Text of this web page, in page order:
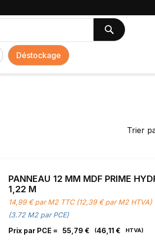
Chercher
Déstockage
Trier
PANNEAU 12 MM MDF PRIME
1,22 M
14,99 € par M2 TTC (12,39 € par M2 HTVA)
(3.72 M2 par PCE)
Prix par PCE =
55,79 € 46,11 €